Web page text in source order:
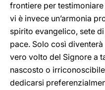
frontiere per
vi è invece un’armonia
spirito evangelico, sete
pace. Solo così
vero volto del Signore a
nascosto o
dedicarsi